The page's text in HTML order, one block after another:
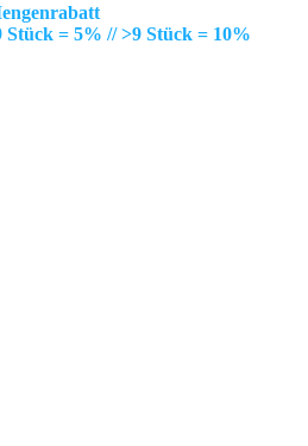
Stück = 5% // >9 Stück = 10%